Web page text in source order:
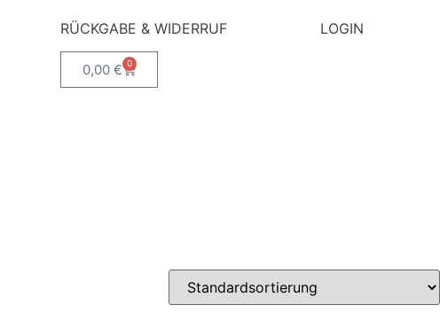
RÜCKGABE & WIDERRUF LOGIN
0,00 € 0